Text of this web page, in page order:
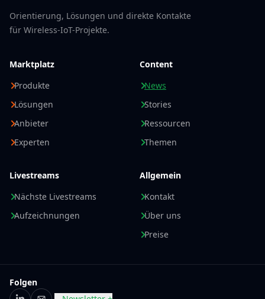
Orientierung, Lösungen und direkte Kontakte
für Wireless-IoT-Projekte.
Marktplatz
Produkte
Lösungen
Anbieter
Experten
Content
News
Stories
Ressourcen
Themen
Livestreams
Nächste Livestreams
Aufzeichnungen
Allgemein
Kontakt
Über uns
Preise
Folgen